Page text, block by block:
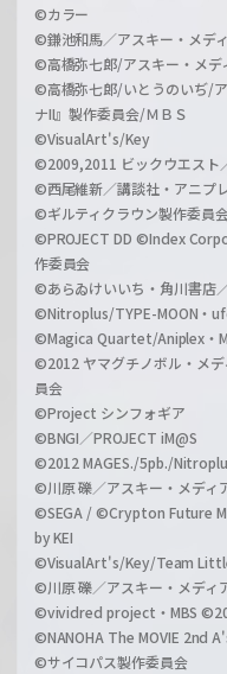
©カラー
©鎌池和馬／アスキー・メデ
©高橋弥七郎/アスキー・メデ
©高橋弥七郎/いとうのいぢ/
ナII』製作委員会/ＭＢＳ
©VisualArt's/Key
©2009,2011 ビックウエスト
©西尾維新／講談社・アニプ
©ギルティクラウン製作委員
©PROJECT DD ©Index
作委員会
©あらゐけいいち・角川書店
©Nitroplus/TYPE-MOON・
©Magica Quartet/Aniplex・
©2012 ヤマグチノボル・メ
員会
©Project シンフォギア
©BNGI／PROJECT iM@S
©2012 MAGES./5pb./
©川原 礫／アスキー・メディ
©SEGA / ©Crypton Future
by KEI
©VisualArt's/Key/Team
©川原 礫／アスキー・メディ
©vividred project・MBS
©NANOHA The MOVIE 2nd
©サイコパス製作委員会